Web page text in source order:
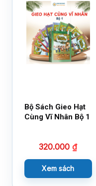
Bộ Sách Gieo Hạt
Cùng Vĩ Nhân Bộ 1
320.000₫
Xem sách